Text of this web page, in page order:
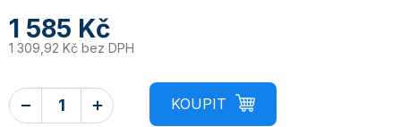
1 585 Kč
1 309,92 Kč bez DPH